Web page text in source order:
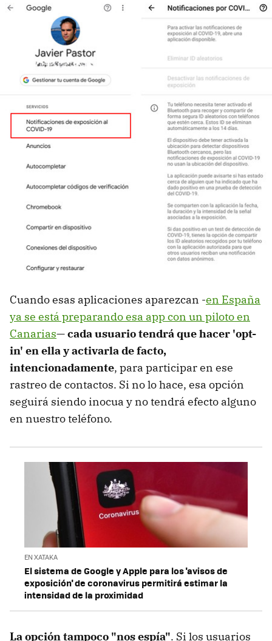
Cuando esas aplicaciones aparezcan -en España
ya se está preparando esa app con un piloto en
Canarias—cada usuario tendrá que hacer 'opt-
in' en ella y activarla de facto,
intencionadamente, para participar en ese
rastreo de contactos. Si no lo hace, esa opción
seguirá siendo inocua y no tendrá efecto alguno
en nuestro teléfono.
EN XATAKA
El sistema de Google y Apple para los 'avisos de
exposición' de coronavirus permitirá estimar la
intensidad de la proximidad
La opción tampoco "nos espía". Si los usuarios